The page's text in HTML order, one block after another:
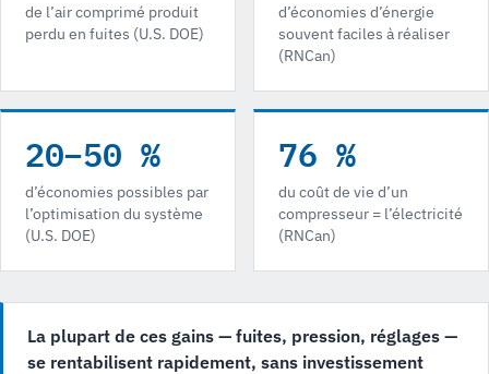
de l’air comprimé produit
perdu en fuites (U.S. DOE)
d’économies d’énergie
souvent faciles à réaliser
(RNCan)
20–50 %
d’économies possibles par
l’optimisation du système
(U.S. DOE)
76 %
du coût de vie d’un
compresseur = l’électricité
(RNCan)
La plupart de ces gains — fuites, pression, réglages —
se rentabilisent rapidement, sans investissement